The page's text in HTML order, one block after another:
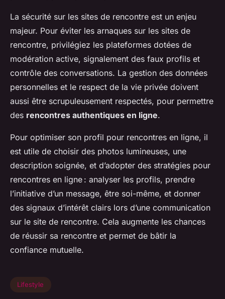
La sécurité sur les sites de rencontre est un enjeu
majeur. Pour éviter les arnaques sur les sites de
rencontre, privilégiez les plateformes dotées de
modération active, signalement des faux profils et
contrôle des conversations. La gestion des données
personnelles et le respect de la vie privée doivent
aussi être scrupuleusement respectés, pour permettre
des rencontres authentiques en ligne.
Pour optimiser son profil pour rencontres en ligne, il
est utile de choisir des photos lumineuses, une
description soignée, et d’adopter des stratégies pour
rencontres en ligne : analyser les profils, prendre
l’initiative d’un message, être soi-même, et donner
des signaux d’intérêt clairs lors d’une communication
sur le site de rencontre. Cela augmente les chances
de réussir sa rencontre et permet de bâtir la
confiance mutuelle.
Lifestyle